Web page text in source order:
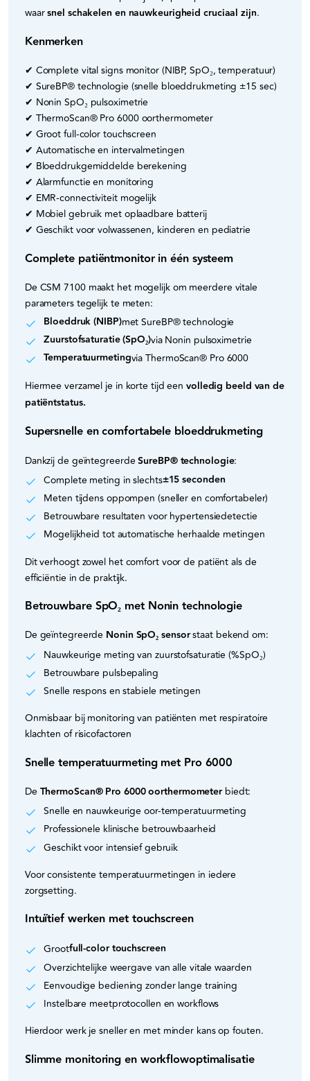
waarsnel schakelen en nauwkeurigheid cruciaal zijn.
Kenmerken
✔ Complete vital signs monitor (NIBP, SpO₂, temperatuur)
✔ SureBP® technologie (snelle bloeddrukmeting ±15 sec)
✔ Nonin SpO₂ pulsoximetrie
✔ ThermoScan® Pro 6000 oorthermometer
✔ Groot full‑color touchscreen
✔ Automatische en intervalmetingen
✔ Bloeddrukgemiddelde berekening
✔ Alarmfunctie en monitoring
✔ EMR-connectiviteit mogelijk
✔ Mobiel gebruik met oplaadbare batterij
✔ Geschikt voor volwassenen, kinderen en pediatrie
Complete patiëntmonitor in één systeem
De CSM 7100 maakt het mogelijk om meerdere vitale
parameters tegelijk te meten:
Bloeddruk (NIBP)met SureBP® technologie
Zuurstofsaturatie (SpO₂)via Nonin pulsoximetrie
Temperatuurmetingvia ThermoScan® Pro 6000
Hiermee verzamel je in korte tijd eenvolledig beeld van de
patiëntstatus.
Supersnelle en comfortabele bloeddrukmeting
Dankzij de geïntegreerdeSureBP® technologie:
Complete meting in slechts±15 seconden
Meten tijdens oppompen (sneller en comfortabeler)
Betrouwbare resultaten voor hypertensiedetectie
Mogelijkheid tot automatische herhaalde metingen
Dit verhoogt zowel het comfort voor de patiënt als de
efficiëntie in de praktijk.
Betrouwbare SpO₂ met Nonin technologie
De geïntegreerde Nonin SpO₂ sensorstaat bekend om:
Nauwkeurige meting van zuurstofsaturatie (%SpO₂)
Betrouwbare pulsbepaling
Snelle respons en stabiele metingen
Onmisbaar bij monitoring van patiënten met respiratoire
klachten of risicofactoren
Snelle temperatuurmeting met Pro 6000
De ThermoScan® Pro 6000 oorthermometerbiedt:
Snelle en nauwkeurige oor-temperatuurmeting
Professionele klinische betrouwbaarheid
Geschikt voor intensief gebruik
Voor consistente temperatuurmetingen in iedere
zorgsetting.
Intuïtief werken met touchscreen
Grootfull‑color touchscreen
Overzichtelijke weergave van alle vitale waarden
Eenvoudige bediening zonder lange training
Instelbare meetprotocollen en workflows
Hierdoor werk je sneller en met minder kans op fouten.
Slimme monitoring en workflowoptimalisatie